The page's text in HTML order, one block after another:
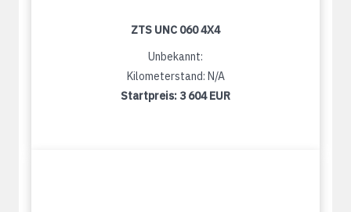
ZTS UNC 060 4X4
Unbekannt:
Kilometerstand: N/A
Startpreis: 3 604 EUR